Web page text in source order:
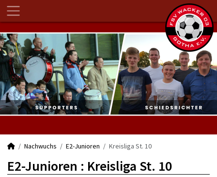
Nachwuchs E2-Junioren Kreisliga St. 10
E2-Junioren : Kreisliga St. 10